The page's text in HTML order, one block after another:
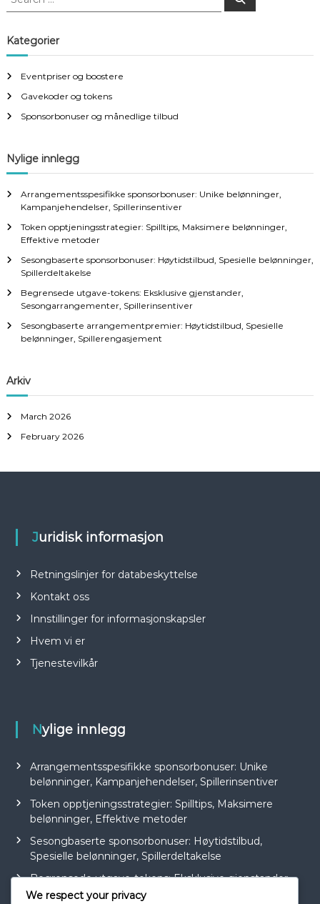
r
c
f
o
r
Kategorier
Eventpriser og boostere
Gavekoder og tokens
Sponsorbonuser og månedlige tilbud
Nylige innlegg
Arrangementsspesifikke sponsorbonuser: Unike belønninger,
Kampanjehendelser, Spillerinsentiver
Token opptjeningsstrategier: Spilltips, Maksimere belønninger,
Effektive metoder
Sesongbaserte sponsorbonuser: Høytidstilbud, Spesielle belønninger,
Spillerdeltakelse
Begrensede utgave-tokens: Eksklusive gjenstander,
Sesongarrangementer, Spillerinsentiver
Sesongbaserte arrangementpremier: Høytidstilbud, Spesielle
belønninger, Spillerengasjement
Arkiv
March 2026
February 2026
Juridisk informasjon
Retningslinjer for databeskyttelse
Kontakt oss
Innstillinger for informasjonskapsler
Hvem vi er
Tjenestevilkår
Nylige innlegg
Arrangementsspesifikke sponsorbonuser: Unike
belønninger, Kampanjehendelser, Spillerinsentiver
Token opptjeningsstrategier: Spilltips, Maksimere
belønninger, Effektive metoder
Sesongbaserte sponsorbonuser: Høytidstilbud,
Spesielle belønninger, Spillerdeltakelse
Begrensede utgave-tokens: Eksklusive gjenstander,
Sesongarrangementer, Spillerinsentiver
We respect your privacy